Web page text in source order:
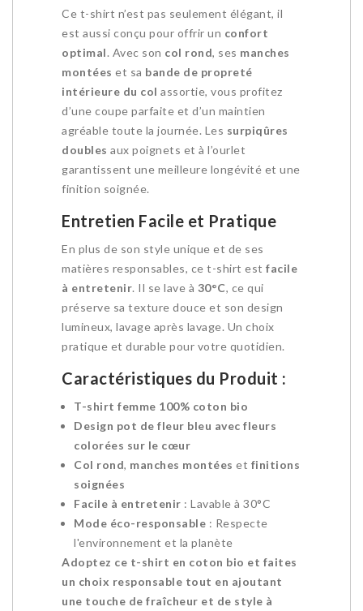
Ce t-shirt n’est pas seulement élégant, il
est aussi conçu pour offrir un confort
optimal. Avec son col rond, ses manches
montées et sa bande de propreté
intérieure du col assortie, vous profitez
d’une coupe parfaite et d’un maintien
agréable toute la journée. Les surpiqûres
doubles aux poignets et à l’ourlet
garantissent une meilleure longévité et une
finition soignée.
Entretien Facile et Pratique
En plus de son style unique et de ses
matières responsables, ce t-shirt est facile
à entretenir. Il se lave à 30°C, ce qui
préserve sa texture douce et son design
lumineux, lavage après lavage. Un choix
pratique et durable pour votre quotidien.
Caractéristiques du Produit :
T-shirt femme 100% coton bio
Design pot de fleur bleu avec fleurs
colorées sur le cœur
Col rond, manches montées et finitions
soignées
Facile à entretenir : Lavable à 30°C
Mode éco-responsable : Respecte
l'environnement et la planète
Adoptez ce t-shirt en coton bio et faites
un choix responsable tout en ajoutant
une touche de fraîcheur et de style à